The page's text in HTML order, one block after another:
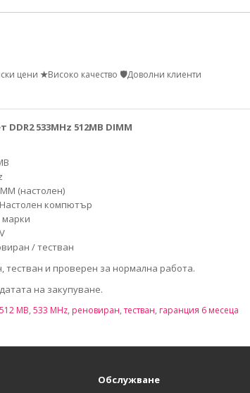
цени ★Високо качество 🛡Доволни клиенти
533MHz 512MB DIMM
(настолен)
Настолен компютър
марки
/ тестван
тестван и проверен за нормална работа.
на закупуване.
512 MB, 533 MHz, реновиран,тестван, гаранция 6 месеца
Обслужване